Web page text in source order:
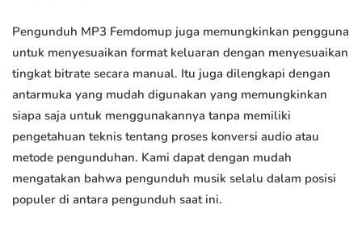
Pengunduh MP3 Femdomup juga memungkinkan pengguna
untuk menyesuaikan format keluaran dengan menyesuaikan
tingkat bitrate secara manual. Itu juga dilengkapi dengan
antarmuka yang mudah digunakan yang memungkinkan
siapa saja untuk menggunakannya tanpa memiliki
pengetahuan teknis tentang proses konversi audio atau
metode pengunduhan. Kami dapat dengan mudah
mengatakan bahwa pengunduh musik selalu dalam posisi
populer di antara pengunduh saat ini.